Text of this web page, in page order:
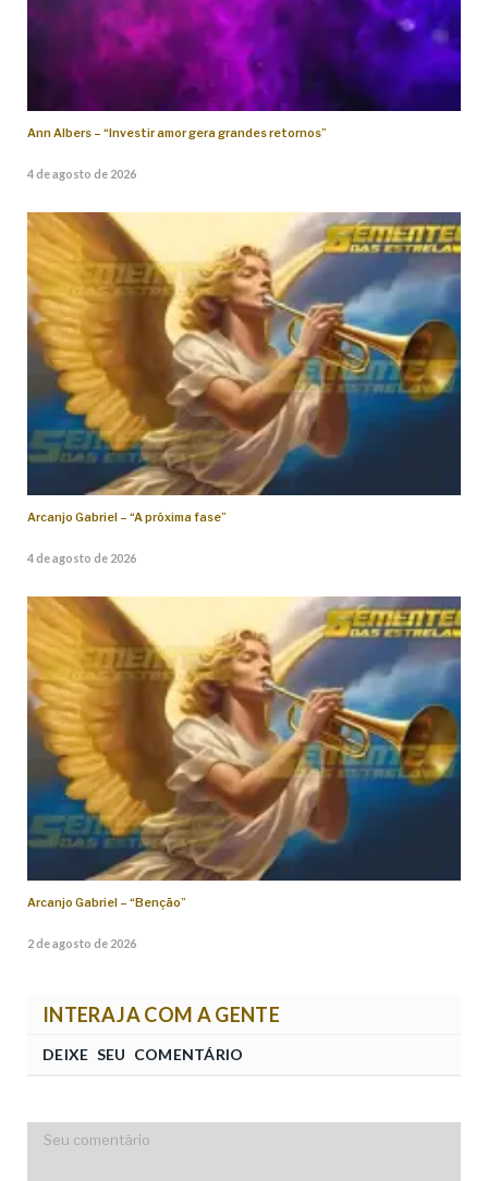
Ann Albers – “Investir amor gera grandes retornos”
4 de agosto de 2026
Arcanjo Gabriel – “A próxima fase”
4 de agosto de 2026
Arcanjo Gabriel – “Benção”
2 de agosto de 2026
INTERAJA COM A GENTE
DEIXE SEU COMENTÁRIO